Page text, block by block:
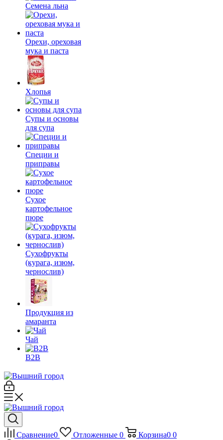
Семена льна
Орехи, ореховая
мука и паста
Хлопья
Супы и основы
для супа
Специи и
приправы
Сухое
картофельное
пюре
Сухофрукты
(курага, изюм,
чернослив)
Продукция из
амаранта
Чай
B2B
Сравнение0 Отложенные 0 Корзина0 0